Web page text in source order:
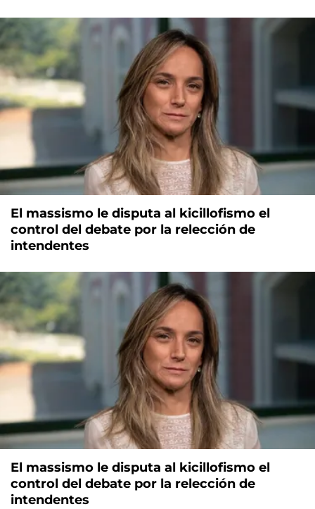
El massismo le disputa al kicillofismo el
control del debate por la relección de
intendentes
El massismo le disputa al kicillofismo el
control del debate por la relección de
intendentes